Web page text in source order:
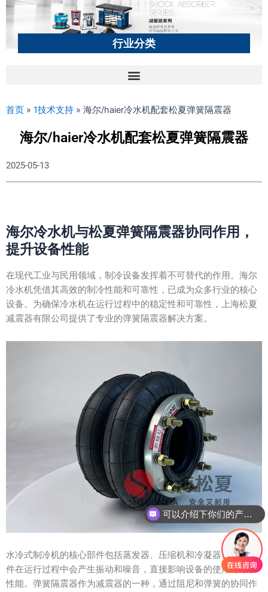
行业分类
首页 » 1技术支持 » 海尔/haier冷水机配套松夏弹簧隔震器
海尔/haier冷水机配套松夏弹簧隔震器
2025-05-13
海尔冷水机与松夏弹簧隔震器协同作用，
提升设备性能
在现代工业与民用领域，制冷设备发挥着不可替代的作用。海尔
冷水机凭借其高效的制冷性能和可靠性，已成为众多行业的核心
设备。为确保冷水机在运行过程中的稳定性和可靠性，上海松夏
减震器有限公司提供了专业的弹簧隔震器解决方案。
水冷式制冷机的核心部件包括蒸发器、压缩机和冷凝器。这些部
件在运行过程中会产生振动和噪音，直接影响设备的使用寿命和
性能。弹簧隔震器作为减震器的一种，通过阻尼和弹簧的协同作
可以介绍下你们的产品么？